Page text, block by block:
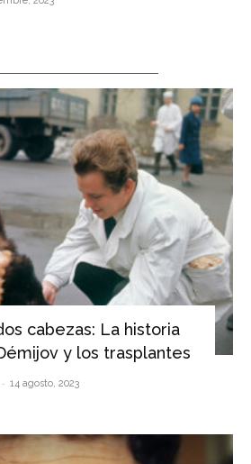
cabezas: La historia
y los trasplantes
- 14 agosto, 2023